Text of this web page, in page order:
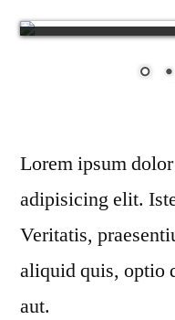
Lorem ipsum
adipisicing elit.
Veritatis,
aliquid quis, optio
aut.